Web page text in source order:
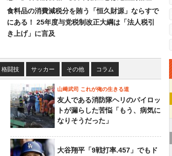
食料品の消費減税分を賄う「恒久財源」ならすで
にある！ 25年度与党税制改正大綱は「法人税引
き上げ」に言及
格闘技 サッカー その他 コラム
山﨑武司 これが俺の生きる道
友人である消防隊ヘリのパイロッ
トが漏らした苦悩「もう、病気に
なりそうだった」
大谷翔平「9戦打率.457」でもド